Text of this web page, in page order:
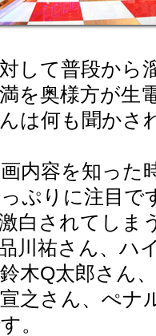
して普段から
を奥様方が生
は何も聞かさ
内容を知った
ぷりに注目で
白されてしま
川祐さん、ハ
木Q太郎さん、
之さん、ぺナ
。